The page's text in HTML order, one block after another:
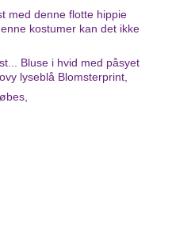
med denne flotte hippie
kostumer kan det ikke
Bluse i hvid med påsyet
lyseblå Blomsterprint,